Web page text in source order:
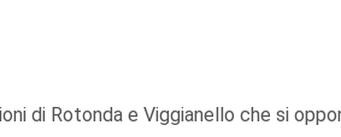
di Rotonda e Viggianello che si